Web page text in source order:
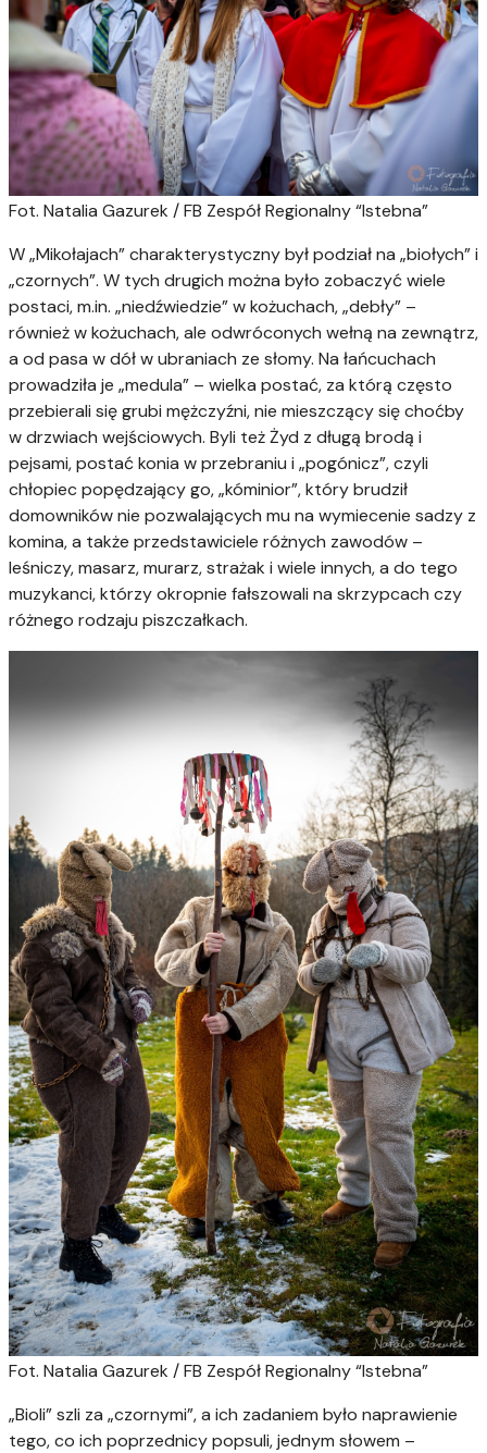
Fot. Natalia Gazurek / FB Zespół Regionalny “Istebna”
W „Mikołajach” charakterystyczny był podział na „biołych” i
„czornych”. W tych drugich można było zobaczyć wiele
postaci, m.in. „niedźwiedzie” w kożuchach, „debły” –
również w kożuchach, ale odwróconych wełną na zewnątrz,
a od pasa w dół w ubraniach ze słomy. Na łańcuchach
prowadziła je „medula” – wielka postać, za którą często
przebierali się grubi mężczyźni, nie mieszczący się choćby
w drzwiach wejściowych. Byli też Żyd z długą brodą i
pejsami, postać konia w przebraniu i „pogónicz”, czyli
chłopiec popędzający go, „kóminior”, który brudził
domowników nie pozwalających mu na wymiecenie sadzy z
komina, a także przedstawiciele różnych zawodów –
leśniczy, masarz, murarz, strażak i wiele innych, a do tego
muzykanci, którzy okropnie fałszowali na skrzypcach czy
różnego rodzaju piszczałkach.
Fot. Natalia Gazurek / FB Zespół Regionalny “Istebna”
„Bioli” szli za „czornymi”, a ich zadaniem było naprawienie
tego, co ich poprzednicy popsuli, jednym słowem –